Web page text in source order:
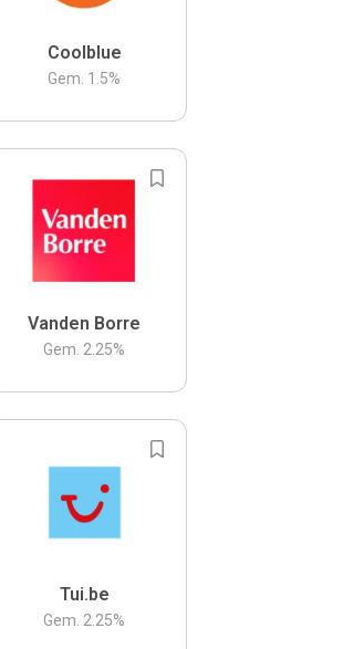
Coolblue
Gem. 1.5%
Vanden Borre
Gem. 2.25%
Tui.be
Gem. 2.25%